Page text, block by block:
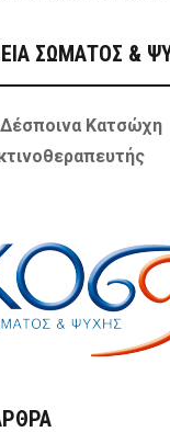
ΣΩΜΑΤΟΣ &
Κατσώχη